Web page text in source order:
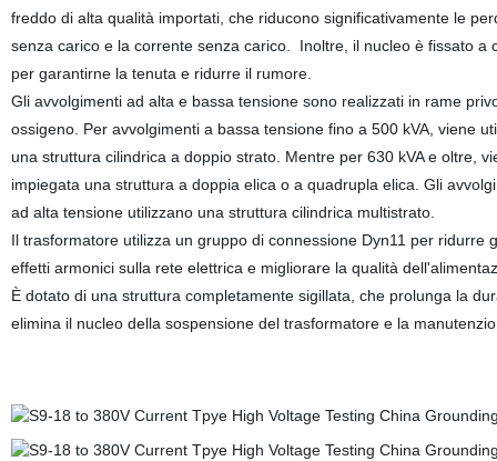
freddo di alta qualità importati, che riducono significativamente le
senza carico e la corrente senza carico. Inoltre, il nucleo è fissato a
per garantirne la tenuta e ridurre il rumore.
Gli avvolgimenti ad alta e bassa tensione sono realizzati in rame
ossigeno. Per avvolgimenti a bassa tensione fino a 500 kVA, viene
una struttura cilindrica a doppio strato. Mentre per 630 kVA e oltre,
impiegata una struttura a doppia elica o a quadrupla elica. Gli
ad alta tensione utilizzano una struttura cilindrica multistrato.
Il trasformatore utilizza un gruppo di connessione Dyn11 per ridurre
effetti armonici sulla rete elettrica e migliorare la qualità
È dotato di una struttura completamente sigillata, che prolunga la
elimina il nucleo della sospensione del trasformatore e la